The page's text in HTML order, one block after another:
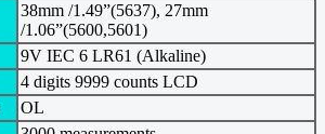
38mm /1.49”(5637), 27mm
/1.06”(5600,5601)
9V IEC 6 LR61 (Alkaline)
4 digits 9999 counts LCD
OL